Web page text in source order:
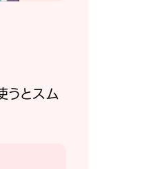
うとスム